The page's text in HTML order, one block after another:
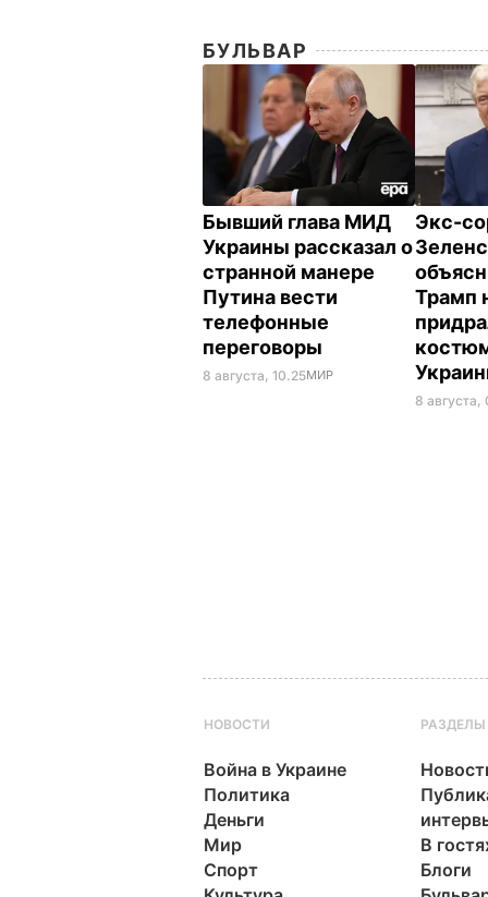
БУЛЬВАР
Бывший глава МИД
Украины рассказал о
странной манере
Путина вести
телефонные
переговоры
8 августа, 10.25МИР
Экс-
Трамп
8 августа,
НОВОСТИ
Война в Украине
Политика
Деньги
Мир
Спорт
РАЗДЕЛЫ
В
Блоги